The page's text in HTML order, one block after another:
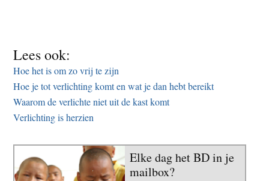
Lees ook:
Hoe het is om zo vrij te zijn
Hoe je tot verlichting komt en wat je dan hebt bereikt
Waarom de verlichte niet uit de kast komt
Verlichting is herzien
Elke dag het BD in je
mailbox?